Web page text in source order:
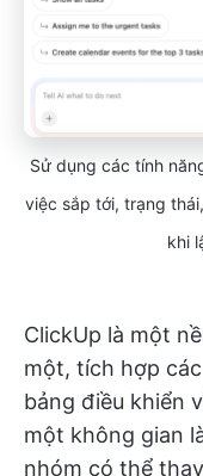
Sử dụng các tính
việc sắp tới, trạng
khi
ClickUp là một
một, tích hợp
bảng điều khiển
một không gian
nhóm có thể